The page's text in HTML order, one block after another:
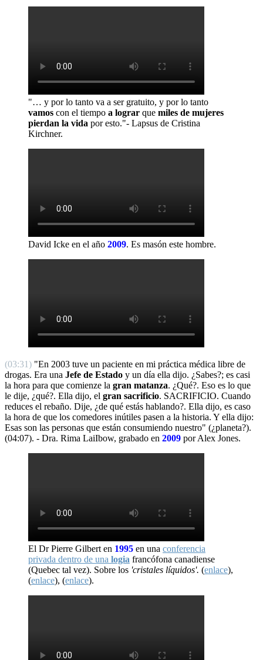
"… y por lo tanto va a ser gratuito, y por lo tanto
vamos con el tiempo a lograr que miles de mujeres
pierdan la vida por esto."- Lapsus de Cristina
Kirchner.
David Icke en el año 2009. Es masón este hombre.
(03:31) "En 2003 tuve un paciente en mi práctica médica libre de
drogas. Era una Jefe de Estado y un día ella dijo. ¿Sabes?; es casi
la hora para que comienze la gran matanza. ¿Qué?. Eso es lo que
le dije, ¿qué?. Ella dijo, el gran sacrificio. SACRIFICIO. Cuando
reduces el rebaño. Dije, ¿de qué estás hablando?. Ella dijo, es caso
la hora de que los comedores inútiles pasen a la historia. Y ella dijo:
Esas son las personas que están consumiendo nuestro" (¿planeta?).
(04:07). - Dra. Rima LaiIbow, grabado en 2009 por Alex Jones.
El Dr Pierre Gilbert en 1995 en una conferencia
privada dentro de una logia francófona canadiense
(Quebec tal vez). Sobre los 'cristales líquidos'. (enlace),
(enlace), (enlace).